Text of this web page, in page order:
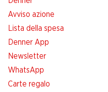
Avviso azione
Lista della spesa
Denner App
Newsletter
WhatsApp
Carte regalo